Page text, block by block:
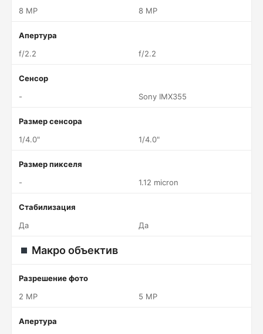
8 MP
8 MP
Апертура
f/2.2
f/2.2
Сенсор
-
Sony IMX355
Размер сенсора
1/4.0"
1/4.0"
Размер пикселя
-
1.12 micron
Стабилизация
Да
Да
Макро объектив
Разрешение фото
2 MP
5 MP
Апертура